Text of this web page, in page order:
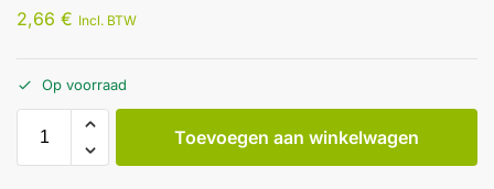
2,66 € Incl. BTW
Op voorraad
Toevoegen aan winkelwagen